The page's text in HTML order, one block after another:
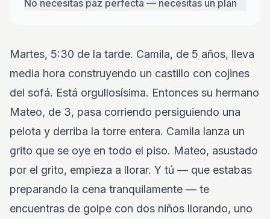
No necesitas paz perfecta — necesitas un plan
Martes, 5:30 de la tarde. Camila, de 5 años, lleva
media hora construyendo un castillo con cojines
del sofá. Está orgullosísima. Entonces su hermano
Mateo, de 3, pasa corriendo persiguiendo una
pelota y derriba la torre entera. Camila lanza un
grito que se oye en todo el piso. Mateo, asustado
por el grito, empieza a llorar. Y tú — que estabas
preparando la cena tranquilamente — te
encuentras de golpe con dos niños llorando, uno